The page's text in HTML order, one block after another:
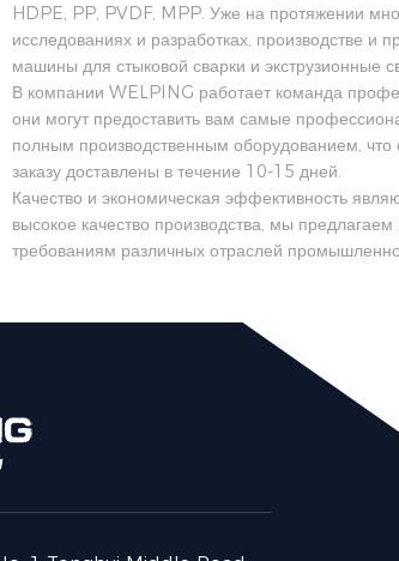
HDPE, PP, PVDF, MPP. Уже на протяжении
исследованиях и разработках, производстве
машины для стыковой сварки и экструзионные
В компании WELPING работает команда
они могут предоставить вам самые
полным производственным оборудованием,
заказу доставлены в течение 10-15 дней.
Качество и экономическая эффективность
высокое качество производства, мы
требованиям различных отраслей